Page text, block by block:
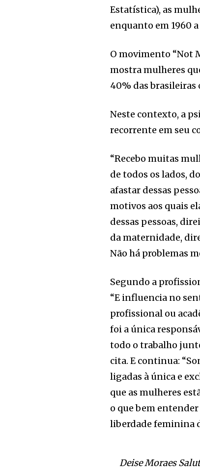
Estatística), as
enquanto em 1960
O movimento “Not
mostra mulheres
40% das brasileiras
Neste contexto, a
recorrente em seu
“Recebo muitas
de todos os lados,
afastar dessas
motivos aos quais
dessas pessoas,
da maternidade,
Não há problemas
Segundo a
“E influencia no
profissional ou
foi a única
todo o trabalho
cita. E continua:
ligadas à única e
que as mulheres
o que bem
liberdade feminina
Deise Moraes